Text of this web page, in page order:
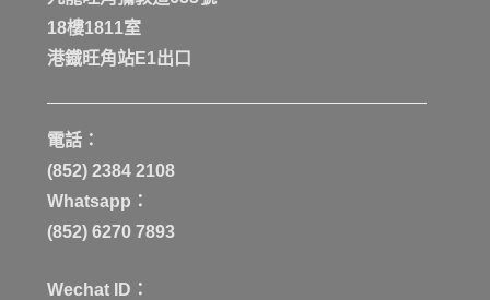
18樓1811室
港鐡旺角站E1出口
電話：
(852) 2384 2108
Whatsapp：
(852) 6270 7893
Wechat ID：